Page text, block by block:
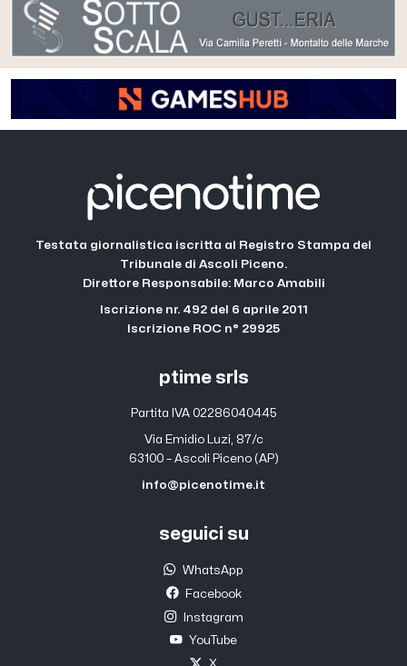
Testata giornalistica iscritta al Registro Stampa del
Tribunale di Ascoli Piceno.
Direttore Responsabile: Marco Amabili
Iscrizione nr. 492 del 6 aprile 2011
Iscrizione ROC n° 29925
ptime srls
Partita IVA 02286040445
Via Emidio Luzi, 87/c
63100 – Ascoli Piceno (AP)
info@picenotime.it
seguici su
WhatsApp
Facebook
Instagram
YouTube